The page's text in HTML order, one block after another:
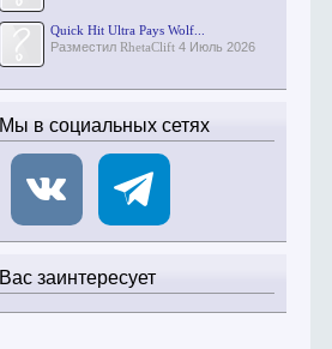
Quick Hit Ultra Pays Wolf...
Разместил RhetaClift 4 Июль 2026
Мы в социальных сетях
Вас заинтересует